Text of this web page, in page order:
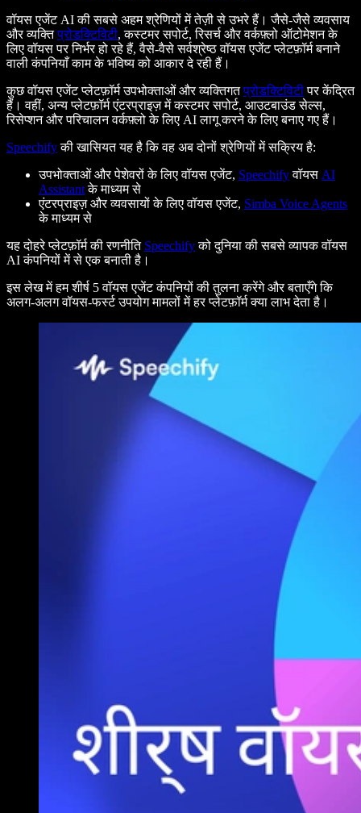
वॉयस एजेंट AI की सबसे अहम श्रेणियों में तेज़ी से उभरे हैं। जैसे-जैसे व्यवसाय
और व्यक्तिप्रोडक्टिविटी, कस्टमर सपोर्ट, रिसर्च और वर्कफ़्लो ऑटोमेशन के
लिए वॉयस पर निर्भर हो रहे हैं, वैसे-वैसे सर्वश्रेष्ठ वॉयस एजेंट प्लेटफ़ॉर्म बनाने
वाली कंपनियाँ काम के भविष्य को आकार दे रही हैं।
कुछ वॉयस एजेंट प्लेटफ़ॉर्म उपभोक्ताओं और व्यक्तिगतप्रोडक्टिविटीपर केंद्रित
हैं। वहीं, अन्य प्लेटफ़ॉर्म एंटरप्राइज़ में कस्टमर सपोर्ट, आउटबाउंड सेल्स,
रिसेप्शन और परिचालन वर्कफ़्लो के लिए AI लागू करने के लिए बनाए गए हैं।
Speechifyकी खासियत यह है कि वह अब दोनों श्रेणियों में सक्रिय है:
उपभोक्ताओं और पेशेवरों के लिए वॉयस एजेंट, Speechifyवॉयस AI
Assistantके माध्यम से
एंटरप्राइज़ और व्यवसायों के लिए वॉयस एजेंट, Simba Voice Agents
के माध्यम से
यह दोहरे प्लेटफ़ॉर्म की रणनीति Speechifyको दुनिया की सबसे व्यापक वॉयस
AI कंपनियों में से एक बनाती है।
इस लेख में हम शीर्ष 5 वॉयस एजेंट कंपनियों की तुलना करेंगे और बताएँगे कि
अलग-अलग वॉयस-फर्स्ट उपयोग मामलों में हर प्लेटफ़ॉर्म क्या लाभ देता है।